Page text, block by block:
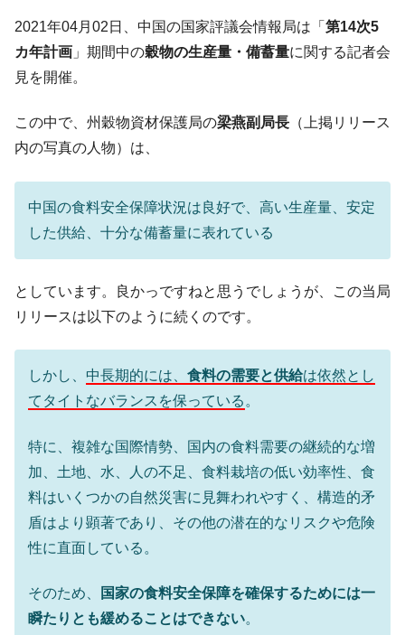
『Money1』
中国だけが鉄鋼輸出を異常増加させる ⇒ 中
『Money1』
種は全般的「不調」⇒ PSIが示す現況は決して良くない。
『Money1』
【米韓激突案件】韓国消費者院が『クーパ
ン』1人当たり賠償10万ウォンを認定 ⇒ 総額3兆7,000億
『Money1』
韓国型イージス搭載の次世代駆逐艦
「KDDX」1番艦、2032年竣工と公示
『Money1』
韓国政府『BYD』車への補助金を全廃 ⇒ 実
は韓国で『BYD』車は売れている。6カ月で対前年同期比
『Money1』
在韓米国大使スティールが着韓！⇒ さっそ
く空港に詰めかけ「出て行け！」「極右勢力」のプラカー
ドを掲げる「在韓反米勢力」
『Money1』
韓国政府「2035年までに18.4GW規模のAIデ
ータセンター整備」⇒ だから無理だってば。
『Money1』
JPモルガン「韓国レバレッジETFの清算は
ほぼ終わった」
『Money1』
発。
『Money1』
韓国政府「ニセＫ-ブランドを通報しようキ
ャンペーン」⇒ あの名物教授も登場！
2021年04月02日、中国の国家評議会情報局は「 第14次5
カ年計画 」期間中の穀物の生産量・備蓄量に関する記者会
見を開催。
この中で、州穀物資材保護局の梁燕副局長 （上掲リリース
内の写真の人物）は、
中国の食料安全保障状況は良好で、高い生産量、安定
した供給、十分な備蓄量に表れている
としています。良かっですねと思うでしょうが、この当局
リリースは以下のように続くのです。
しかし、 中長期的には、 食料の需要と供給は依然とし
てタイトなバランスを保っている。
特に、複雑な国際情勢、国内の食料需要の継続的な増
加、土地、水、人の不足、食料栽培の低い効率性、食
料はいくつかの自然災害に見舞われやすく、構造的矛
盾はより顕著であり、その他の潜在的なリスクや危険
性に直面している。
そのため、
国家の食料安全保障を確保するためには一
瞬たりとも緩めることはできない。